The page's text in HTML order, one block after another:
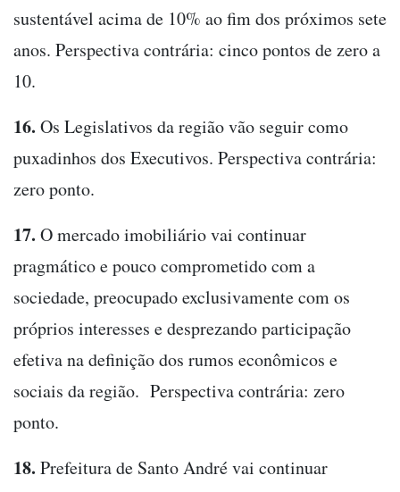
sustentável acima de 10% ao fim dos próximos sete
anos. Perspectiva contrária: cinco pontos de zero a
10.
16. Os Legislativos da região vão seguir como
puxadinhos dos Executivos. Perspectiva contrária:
zero ponto.
17. O mercado imobiliário vai continuar
pragmático e pouco comprometido com a
sociedade, preocupado exclusivamente com os
próprios interesses e desprezando participação
efetiva na definição dos rumos econômicos e
sociais da região. Perspectiva contrária: zero
ponto.
18. Prefeitura de Santo André vai continuar